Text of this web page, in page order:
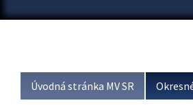
Úvodná stránka MV SR